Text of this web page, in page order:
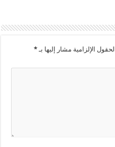
الحقول الإلزامية مشار إليها بـ*